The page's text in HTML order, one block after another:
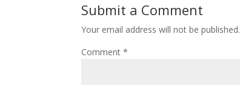
Submit a Comment
Your email address will not be published.
Comment*